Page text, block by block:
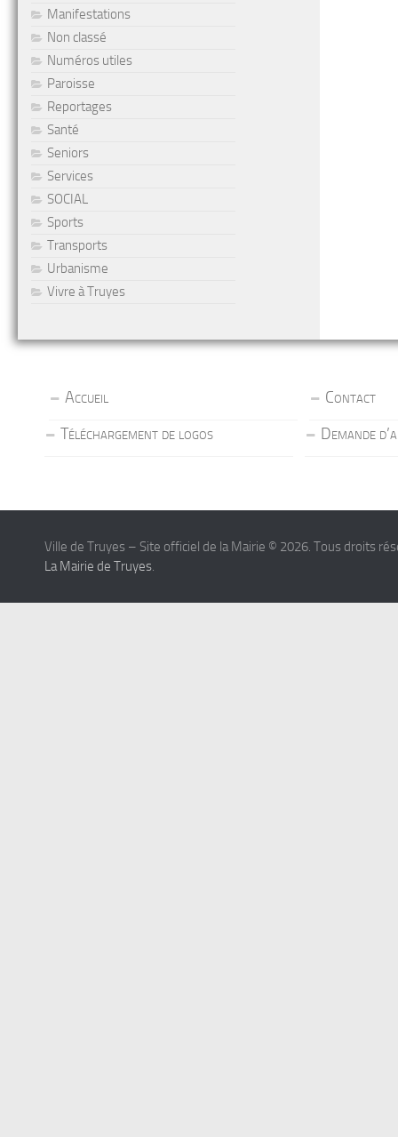
Manifestations
Non classé
Numéros utiles
Paroisse
Reportages
Santé
Seniors
Services
SOCIAL
Sports
Transports
Urbanisme
Vivre à Truyes
Accueil
Contact
Téléchargement de logos
Demande
Ville de Truyes – Site officiel de la Mairie © 2026. Tous droits
La Mairie de Truyes.